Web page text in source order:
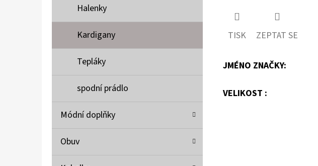
Halenky
Kardigany
Tepláky
spodní prádlo
Módní doplňky
Obuv
TISK ZEPTAT SE
JMÉNO ZNAČKY:
VELIKOST :